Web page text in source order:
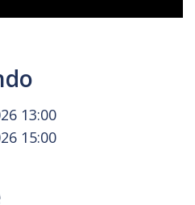
13:00
15:00